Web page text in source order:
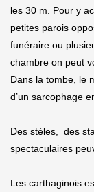
les 30 m. Pour y
petites parois
funéraire ou
chambre on peut
Dans la tombe, le
d’un sarcophage
Des stèles, des
spectaculaires
Les carthaginois